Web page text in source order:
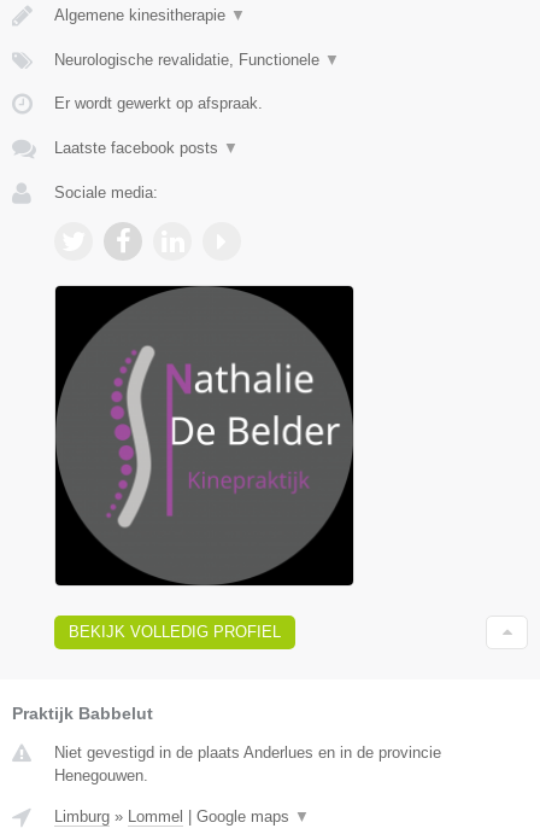
Algemene kinesitherapie ▼
Neurologische revalidatie, Functionele ▼
Er wordt gewerkt op afspraak.
Laatste facebook posts ▼
Sociale media:
BEKIJK VOLLEDIG PROFIEL
Praktijk Babbelut
Niet gevestigd in de plaats Anderlues en in de provincie
Henegouwen.
Limburg » Lommel Google maps ▼